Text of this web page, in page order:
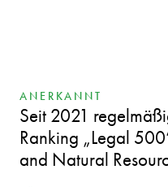
ANERKANNT
Seit 2021
Ranking „Legal
and Natural